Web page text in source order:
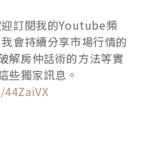
訂閱我的Youtube頻
會持續分享市場行情的
解房仲話術的方法等實
些獨家訊息。